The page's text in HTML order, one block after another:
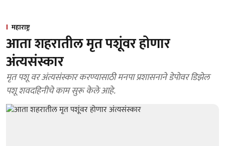
महाराष्ट्र
आता शहरातील मृत पशूंवर होणार
अंत्यसंस्कार
मृत पशू वर अंत्यसंस्कार करण्यासाठी मनपा प्रशासनाने डेपोवर डिझेल
पशू शवदहिनीचे काम सुरू केले आहे.